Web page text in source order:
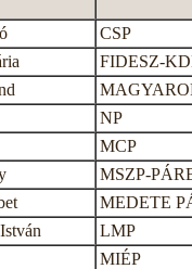
CSP
FIDESZ-
NP
MCP
MSZP-
MEDETE
LMP
MIÉP